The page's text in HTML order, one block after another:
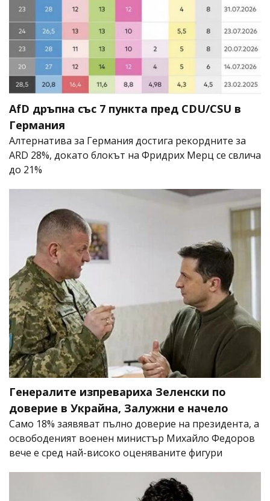
AfD дръпна със 7 пункта пред CDU/CSU в
Германия
Алтернатива за Германия достига рекордните за
ARD 28%, докато блокът на Фридрих Мерц се свлича
до 21%
Генералите изпревариха Зеленски по
доверие в Украйна, Залужни е начело
Само 18% заявяват пълно доверие на президента, а
освободеният военен министър Михайло Федоров
вече е сред най-високо оценяваните фигури